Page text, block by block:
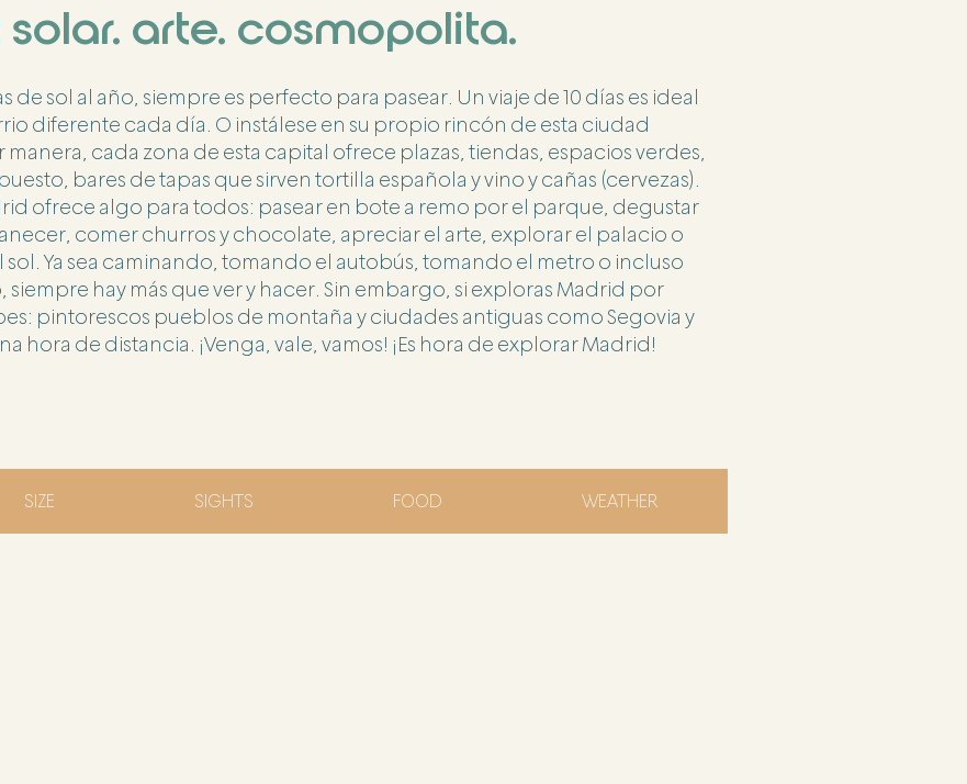
solar. arte. cosmopolita.
de sol al año, siempre es perfecto para pasear. Un viaje de 10 días es ideal
diferente cada día. O instálese en su propio rincón de esta ciudad
cada zona de esta capital ofrece plazas, tiendas, espacios verdes,
bares de tapas que sirven tortilla española y vino y cañas (cervezas).
ofrece algo para todos: pasear en bote a remo por el parque, degustar
comer churros y chocolate, apreciar el arte, explorar el palacio o
sol. Ya sea caminando, tomando el autobús, tomando el metro o incluso
hay más que ver y hacer. Sin embargo, si exploras Madrid por
pintorescos pueblos de montaña y ciudades antiguas como Segovia y
hora de distancia. ¡Venga, vale, vamos! ¡Es hora de explorar Madrid!
SIZE SIGHTS FOOD WEATHER